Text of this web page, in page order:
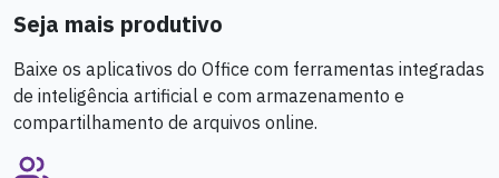
Seja mais produtivo
Baixe os aplicativos do Office com ferramentas integradas
de inteligência artificial e com armazenamento e
compartilhamento de arquivos online.